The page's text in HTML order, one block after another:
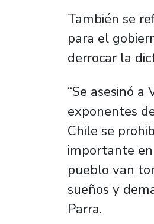
También se
para el
derrocar la
“Se asesinó
exponentes
Chile se
importante
pueblo van
sueños y
Parra.